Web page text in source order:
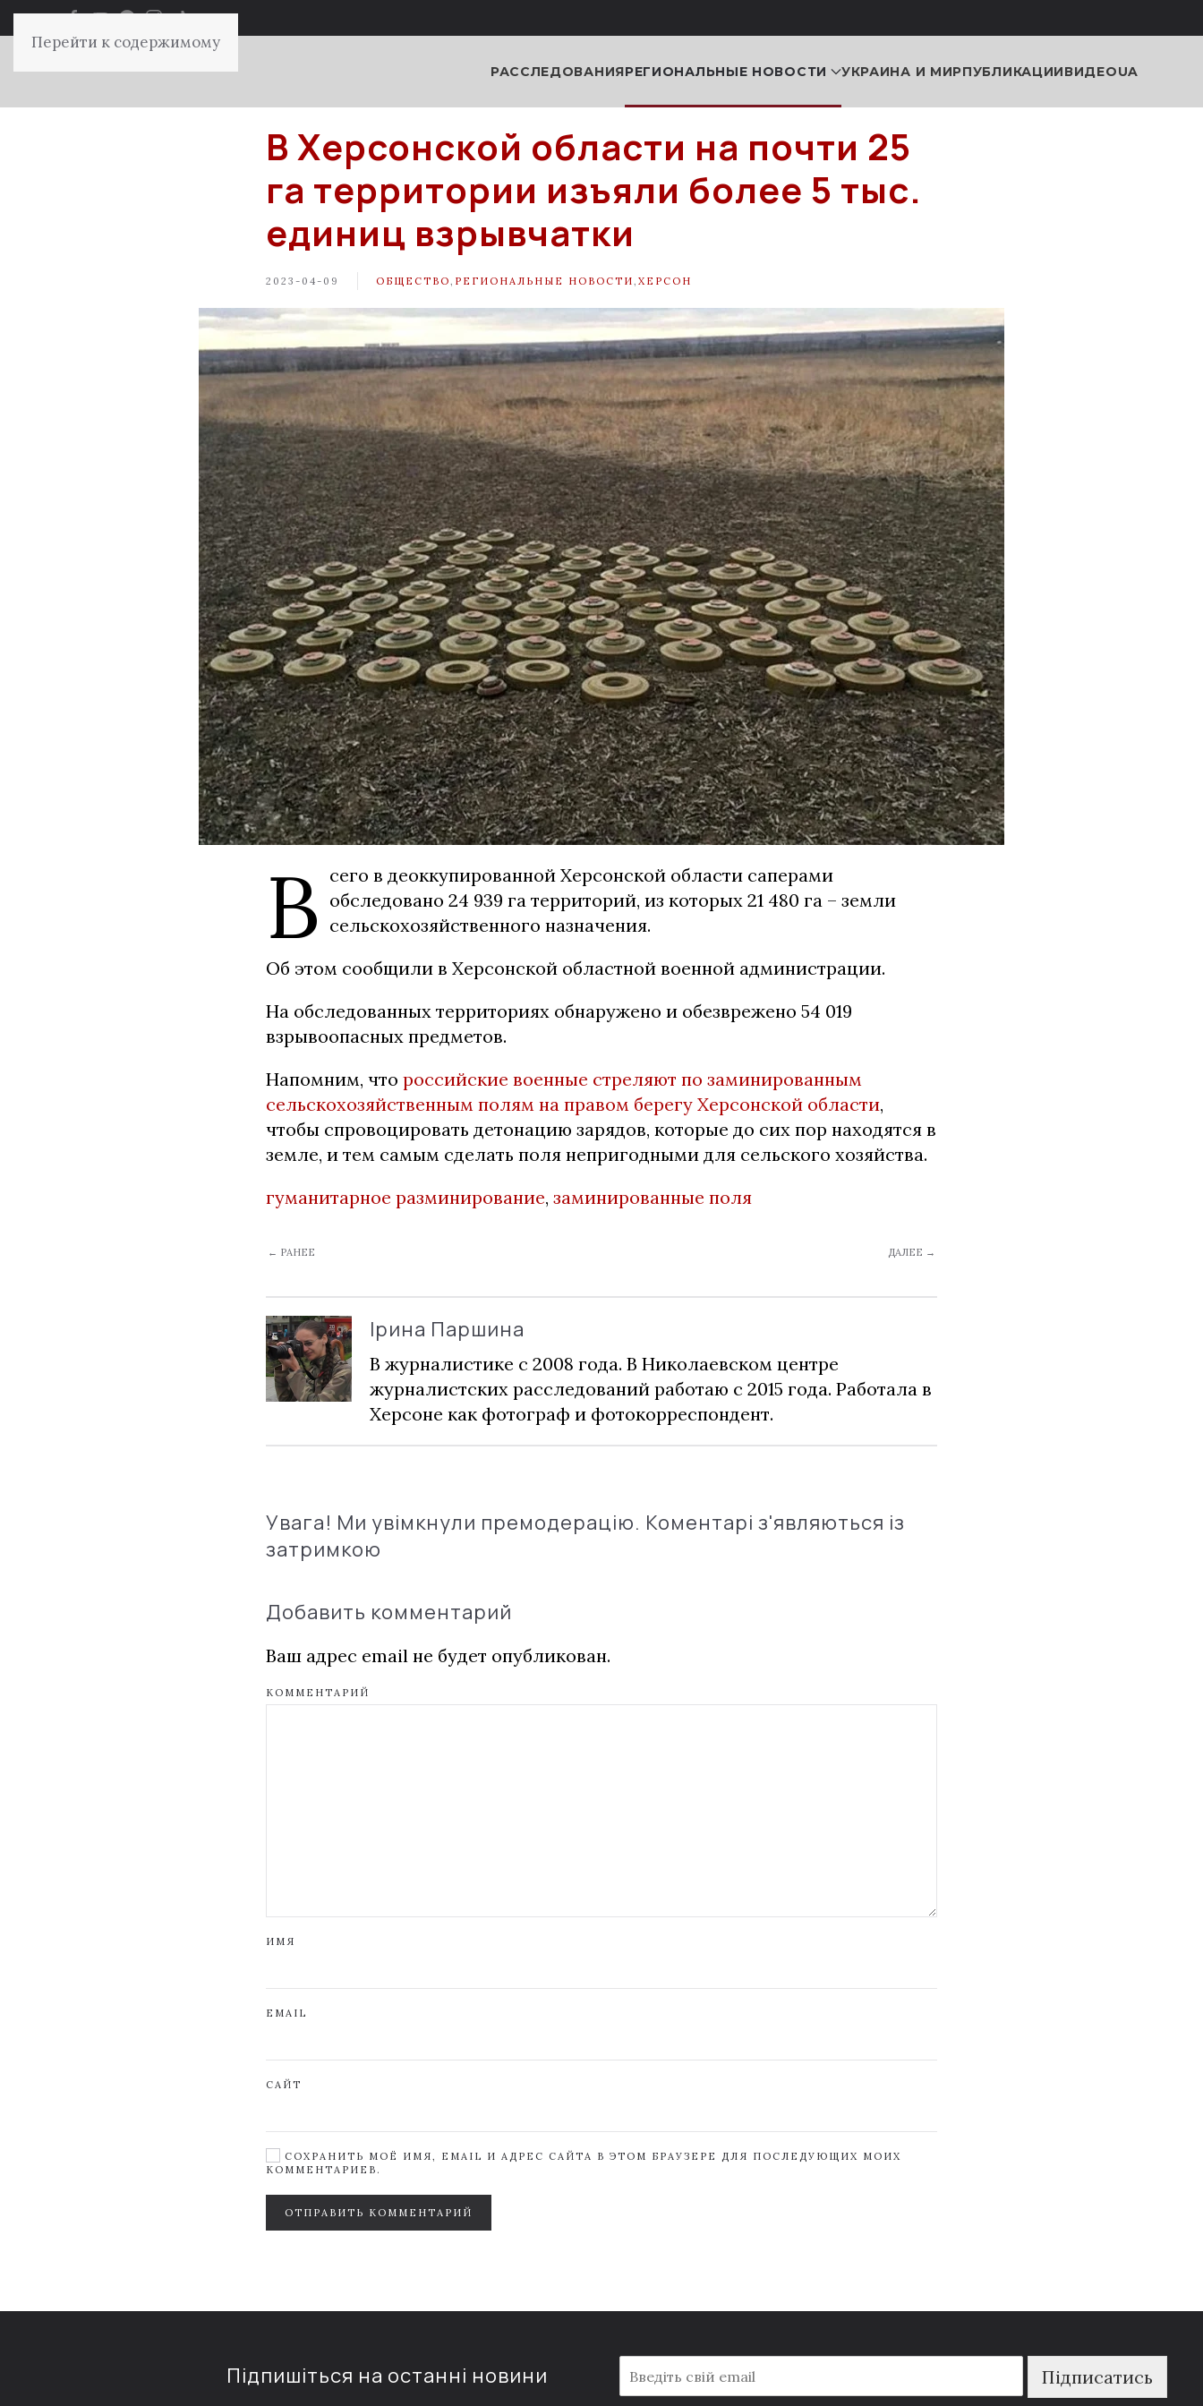
Перейти к содержимому
РАССЛЕДОВАНИЯРЕГИОНАЛЬНЫЕ НОВОСТИ УКРАИНА И МИРПУБЛИКАЦИИВИДЕОUA
В Херсонской области на почти 25
га территории изъяли более 5 тыс.
единиц взрывчатки
2023-04-09 ОБЩЕСТВО РЕГИОНАЛЬНЫЕ НОВОСТИ ХЕРСОН
В сего в деоккупированной Херсонской области саперами
обследовано 24 939 га территорий, из которых 21 480 га – земли
сельскохозяйственного назначения.
Об этом сообщили в Херсонской областной военной администрации.
На обследованных территориях обнаружено и обезврежено 54 019
взрывоопасных предметов.
Напомним, что российские военные стреляют по заминированным
сельскохозяйственным полям на правом берегу Херсонской области,
чтобы спровоцировать детонацию зарядов, которые до сих пор находятся в
земле, и тем самым сделать поля непригодными для сельского хозяйства.
гуманитарное разминирование, заминированные поля
← РАНЕЕ ДАЛЕЕ →
Ірина Паршина
В журналистике с 2008 года. В Николаевском центре
журналистских расследований работаю с 2015 года. Работала в
Херсоне как фотограф и фотокорреспондент.
Увага! Ми увімкнули премодерацію. Коментарі з'являються із
затримкою
Добавить комментарий
Ваш адрес email не будет опубликован.
КОММЕНТАРИЙ
ИМЯ
EMAIL
САЙТ
СОХРАНИТЬ МОЁ ИМЯ, EMAIL И АДРЕС САЙТА В ЭТОМ БРАУЗЕРЕ ДЛЯ ПОСЛЕДУЮЩИХ МОИХ
КОММЕНТАРИЕВ.
ОТПРАВИТЬ КОММЕНТАРИЙ
Підпишіться на останні новини
m
a
Підписатись